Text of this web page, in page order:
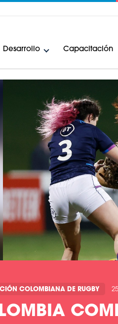
Desarrollo Capacitación
COLOMBIANA DE RUGBY